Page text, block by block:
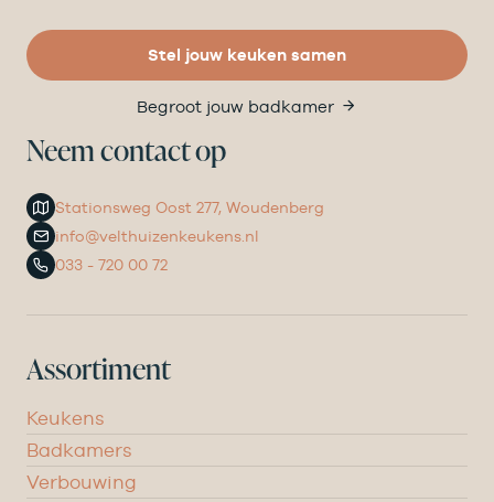
Stel jouw keuken samen
Begroot jouw badkamer
Neem contact op
Stationsweg Oost 277, Woudenberg
info@velthuizenkeukens.nl
033 - 720 00 72
Assortiment
Keukens
Badkamers
Verbouwing